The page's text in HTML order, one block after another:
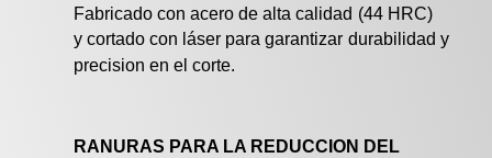
Fabricado con acero de alta calidad (44 HRC)
y cortado con láser para garantizar durabilidad y
precision en el corte.
RANURAS PARA LA REDUCCION DEL